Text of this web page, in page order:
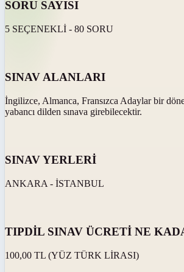
SORU SAYISI
5 SEÇENEKLİ - 80 SORU
SINAV ALANLARI
İngilizce, Almanca, Fransızca Adaylar bir
yabancı dilden sınava girebilecektir.
SINAV YERLERİ
ANKARA - İSTANBUL
TIPDİL SINAV ÜCRETİ NE
100,00 TL (YÜZ TÜRK LİRASI)